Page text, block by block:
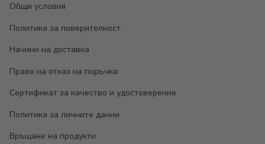
Общи условия
Политика за поверителност
Начини на доставка
Право на отказ на поръчка
Сертификат за качество и удостоверение
Политика за личните данни
Връщане на продукти